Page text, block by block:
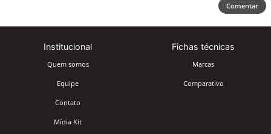
Comentar
Institucional
Quem somos
Equipe
Contato
Mídia Kit
Fichas técnicas
Marcas
Comparativo